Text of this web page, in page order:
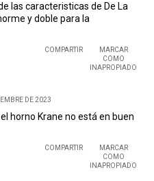
las caracteristicas de De La
y doble para la
COMPARTIR
MARCAR
COMO
INAPROPIADO
DE 2023
horno Krane no está en buen
COMPARTIR
MARCAR
COMO
INAPROPIADO